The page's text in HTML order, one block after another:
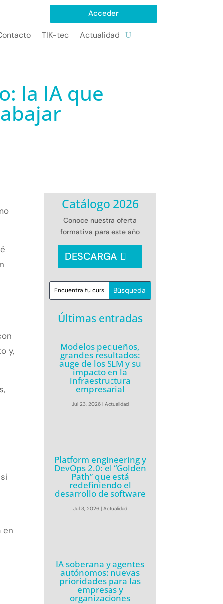
Acceder
TIK-tec Actualidad
la IA que
y,
en
Catálogo 2026
Conoce nuestra oferta
formativa para este año
DESCARGA
Últimas entradas
Modelos pequeños,
grandes resultados:
auge de los SLM y su
impacto en la
infraestructura
empresarial
Jul 23, 2026| Actualidad
Platform engineering y
DevOps 2.0: el “Golden
Path” que está
redefiniendo el
desarrollo de software
Jul 3, 2026| Actualidad
IA soberana y agentes
autónomos: nuevas
prioridades para las
empresas y
organizaciones